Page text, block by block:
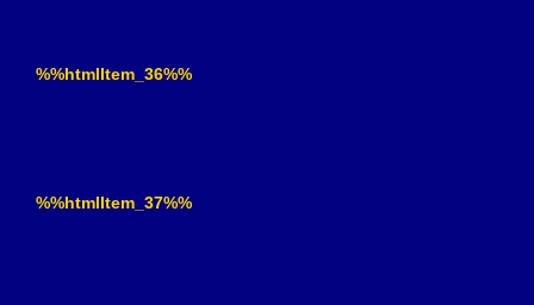
%%htmlItem_36%%
%%htmlItem_37%%